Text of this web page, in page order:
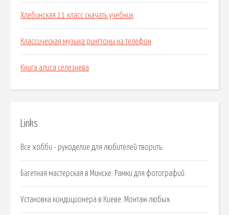
Хлебинская 11 класс скачать учебник
Классическая музыка рингтоны на телефон
Книга алиса селезнева
Links
Все хобби - рукоделие для любителей творить.
Багетная мастерская в Минске. Рамки для фотографий.
Установка кондиционера в Киеве. Монтаж любых.